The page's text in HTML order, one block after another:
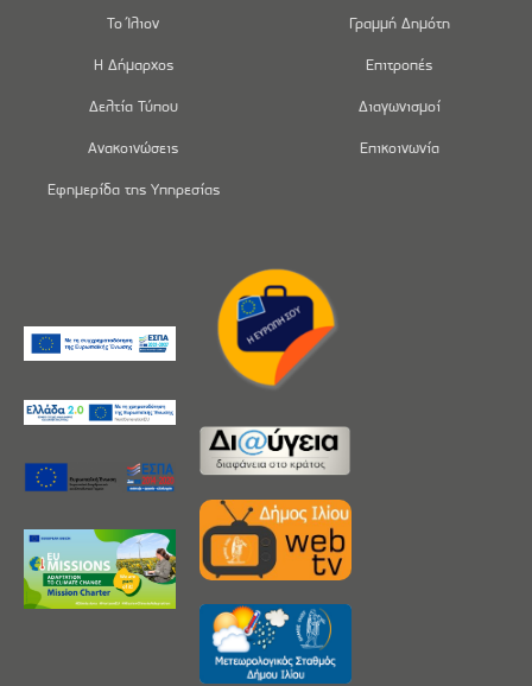
Το Ίλιον
Η Δήμαρχος
Δελτία Τύπου
Ανακοινώσεις
Εφημερίδα της Υπηρεσίας
Γραμμή Δημότη
Επιτροπές
Διαγωνισμοί
Επικοινωνία